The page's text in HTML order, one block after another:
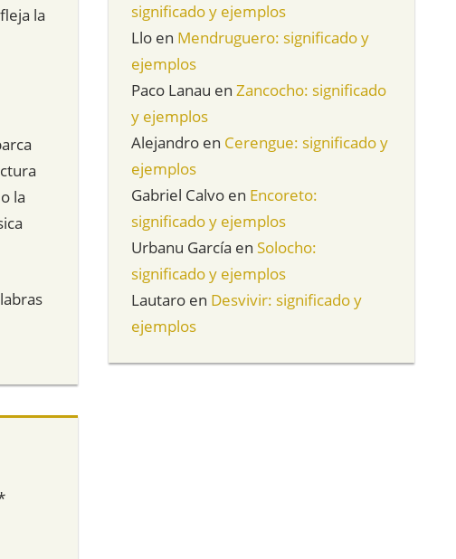
la
la
significado y ejemplos
Llo en Mendruguero: significado y
ejemplos
Paco Lanau enZancocho: significado
y ejemplos
Alejandro en Cerengue: significado y
ejemplos
Gabriel Calvo en Encoreto:
significado y ejemplos
Urbanu García enSolocho:
significado y ejemplos
Lautaro en Desvivir: significado y
ejemplos